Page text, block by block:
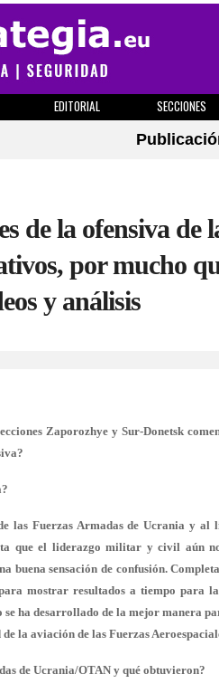
EDITORIAL SECCIONES
de la ofensiva
por mucho
y análisis
Zaporozhye y Sur-Donetsk
las Fuerzas Armadas de Ucrania y
que el liderazgo militar y civil aún
buena sensación de confusión.
para mostrar resultados a tiempo
ha desarrollado de la mejor manera
la aviación de las Fuerzas
de Ucrania/OTAN y qué obtuvieron?